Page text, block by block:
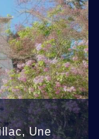
Une